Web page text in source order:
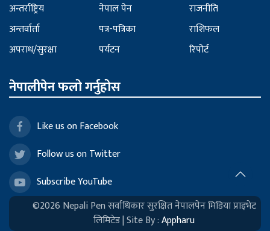
अन्तर्राष्ट्रिय
अन्तर्वार्ता
अपराध/सुरक्षा
नेपाल पेन
पत्र-पत्रिका
पर्यटन
राजनीति
राशिफल
रिपोर्ट
नेपालीपेन फलो गर्नुहोस
Like us on Facebook
Follow us on Twitter
Subscribe YouTube
©2026 Nepali Pen सर्वाधिकार सुरक्षित नेपालपेन मिडिया प्राइभेट
लिमिटेड | Site By :Appharu